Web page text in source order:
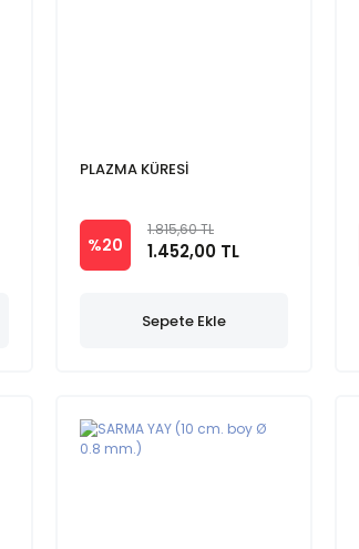
PLAZMA KÜRESİ
%20
1.815,60 TL
1.452,00 TL
Sepete Ekle